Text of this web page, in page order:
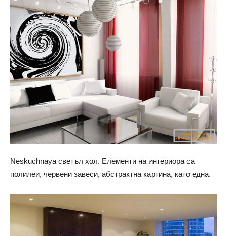
Neskuchnaya светъл хол. Елементи на интериора са
полилеи, червени завеси, абстрактна картина, като една.